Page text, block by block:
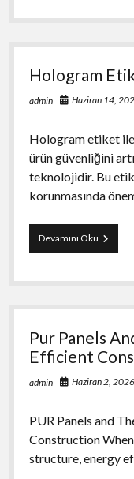
Nasil
Hologram
admin Haziran 14,
Hologram etiket
ürün güvenliğini
teknolojidir. Bu
korunmasında
Devamını OkuHologram
Etiket
Urun
Pur Panels
Efficient
admin Haziran 2, 2026
PUR Panels and
Construction
structure, energy